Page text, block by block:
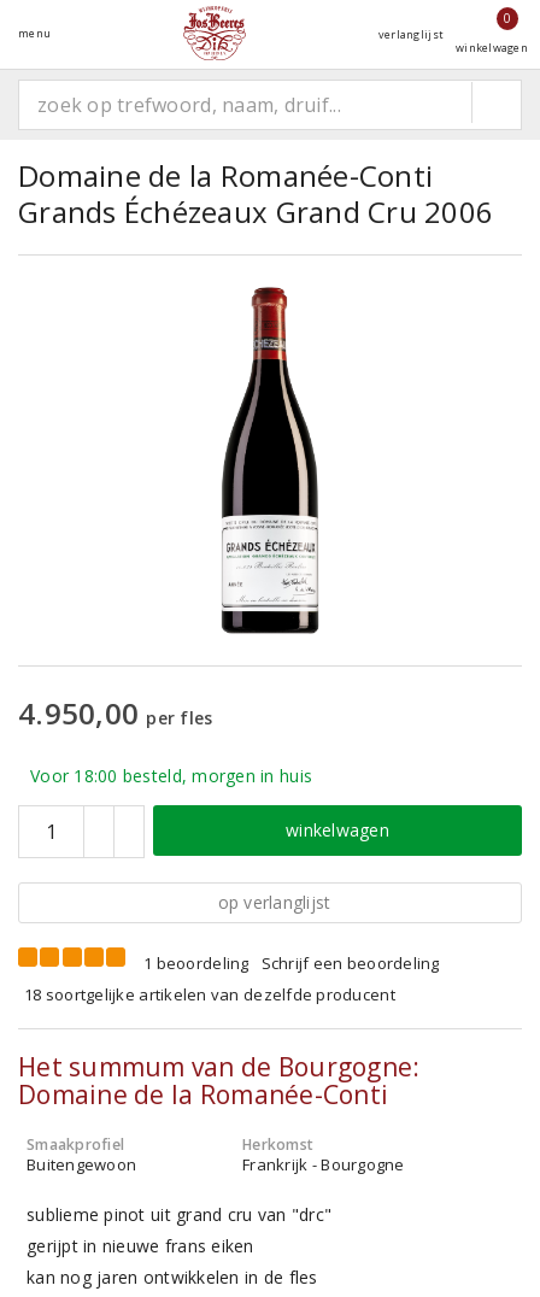
menu verlanglijst
0
winkelwagen
Domaine de la Romanée-Conti
Grands Échézeaux Grand Cru 2006
4.950,00 per fles
Voor 18:00 besteld, morgen in huis
winkelwagen
op verlanglijst
1 beoordeling
Schrijf een beoordeling
18 soortgelijke artikelen van dezelfde producent
Het summum van de Bourgogne:
Domaine de la Romanée-Conti
Smaakprofiel
Buitengewoon
Herkomst
Frankrijk - Bourgogne
sublieme pinot uit grand cru van "drc"
gerijpt in nieuwe frans eiken
kan nog jaren ontwikkelen in de fles